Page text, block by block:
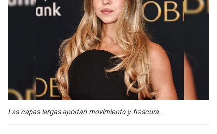
Las capas largas aportan movimiento y frescura.